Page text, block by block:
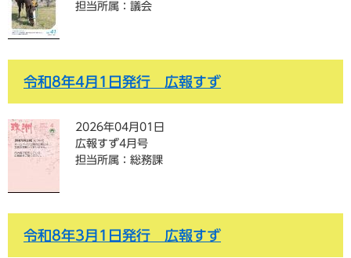
担当所属：議会
令和8年4月1日発行 広報すず
2026年04月01日
広報すず4月号
担当所属：総務課
令和8年3月1日発行 広報すず